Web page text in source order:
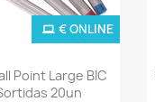
Ver+
Point Large BIC
20un
€ ONLINE